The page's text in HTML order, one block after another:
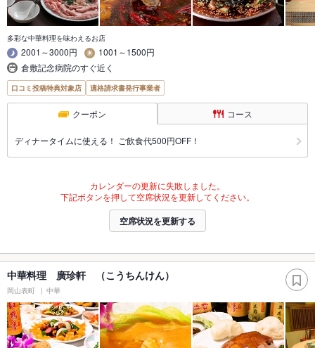
多彩な中華料理を味わえるお店
2001～3000円
1001～1500円
倉敷記念病院のすぐ近く
口コミ投稿特典対象店 適格請求書発行事業者
クーポン コース
ディナータイムに使える！ ご飲食代500円OFF！
カレンダーの更新に失敗しました。
下記ボタンを押して空席状況を更新してください。
空席状況を更新する
中華料理 廣珍軒 （こうちんけん）
岡山表町 中華